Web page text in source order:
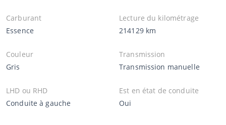
Carburant
Essence
Lecture du kilométrage
214129 km
Couleur
Gris
Transmission
Transmission manuelle
LHD ou RHD
Conduite à gauche
Est en état de conduite
Oui